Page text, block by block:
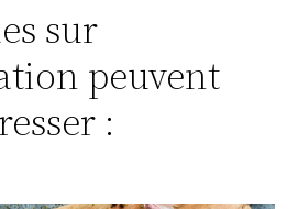
sur
peuvent
: